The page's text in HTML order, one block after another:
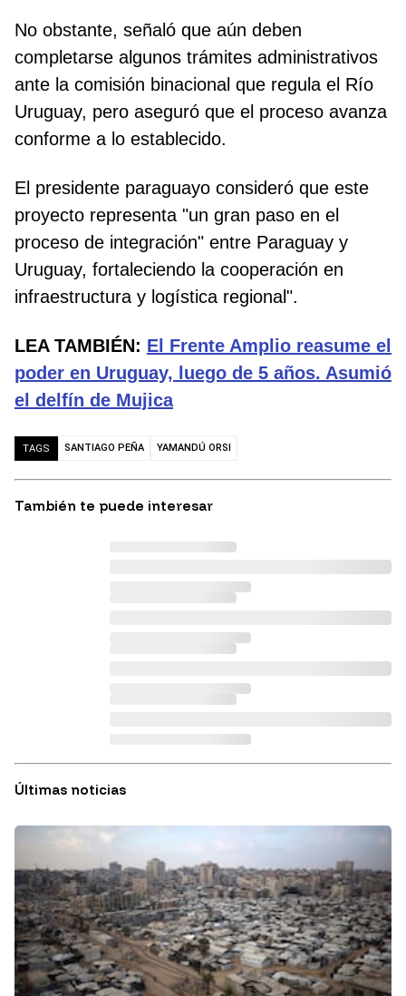
No obstante, señaló que aún deben
completarse algunos trámites administrativos
ante la comisión binacional que regula el Río
Uruguay, pero aseguró que el proceso avanza
conforme a lo establecido.
El presidente paraguayo consideró que este
proyecto representa "un gran paso en el
proceso de integración" entre Paraguay y
Uruguay, fortaleciendo la cooperación en
infraestructura y logística regional".
LEA TAMBIÉN: El Frente Amplio reasume el
poder en Uruguay, luego de 5 años. Asumió
el delfín de Mujica
TAGS SANTIAGO PEÑA YAMANDÚ ORSI
También te puede interesar
Últimas noticias